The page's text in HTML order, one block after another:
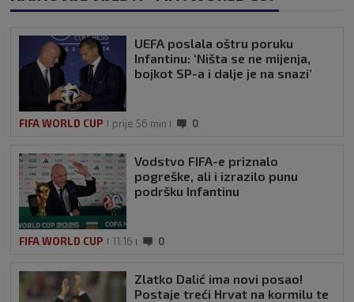
UEFA poslala oštru poruku
Infantinu: ‘Ništa se ne mijenja,
bojkot SP-a i dalje je na snazi’
FIFA WORLD CUP prije 56 min 0
Vodstvo FIFA-e priznalo
pogreške, ali i izrazilo punu
podršku Infantinu
FIFA WORLD CUP 11:16 0
Zlatko Dalić ima novi posao!
Postaje treći Hrvat na kormilu te